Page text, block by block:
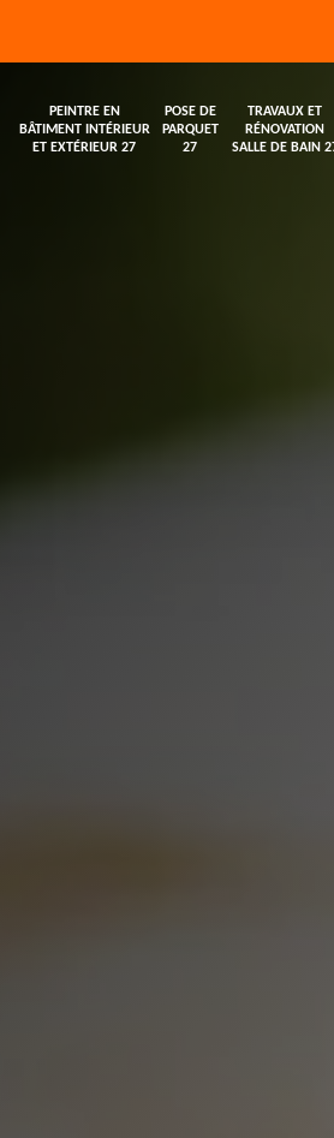
PEINTRE EN
BÂTIMENT INTÉRIEUR
ET EXTÉRIEUR 27
POSE DE
PARQUET
27
TRAVAUX ET
RÉNOVATION
SALLE DE BAIN